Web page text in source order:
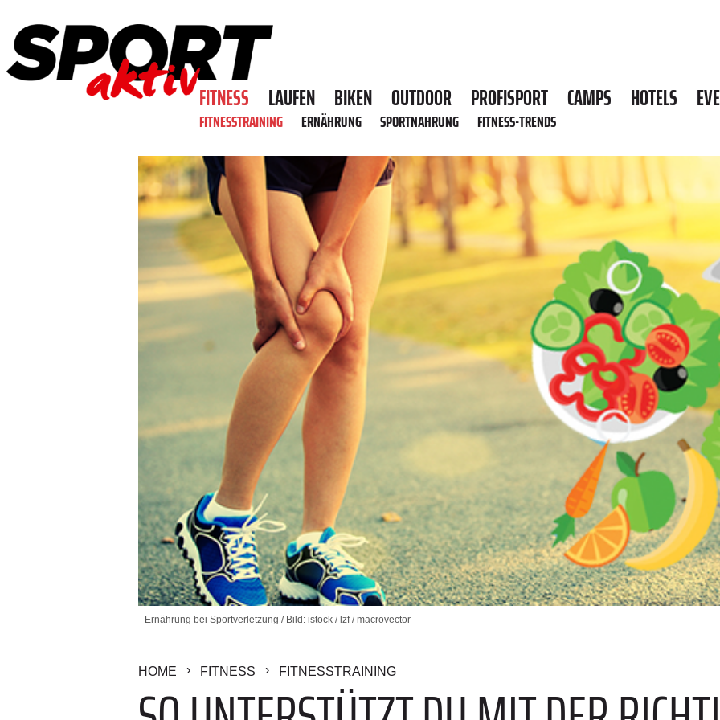
FITNESS LAUFEN BIKEN OUTDOOR PROFISPORT CAMPS HOTELS
FITNESSTRAINING ERNÄHRUNG SPORTNAHRUNG FITNESS-TRENDS
Ernährung bei Sportverletzung / Bild: istock / lzf / macrovector
HOME FITNESS FITNESSTRAINING